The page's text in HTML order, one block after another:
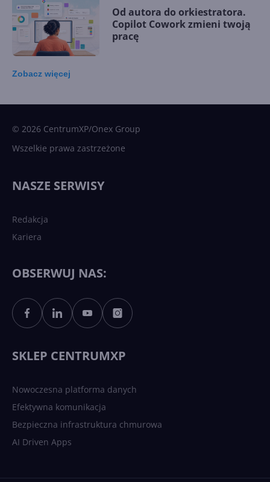
Od autora do orkiestratora.
Copilot Cowork zmieni twoją
pracę
Sztuczna inteligencja po
polsku. Dość barier
Zobacz więcej
© 2026 CentrumXP/Onex Group
Wszelkie prawa zastrzeżone
NASZE SERWISY
Redakcja
Kariera
OBSERWUJ NAS:
SKLEP CENTRUMXP
Nowoczesna platforma danych
Efektywna komunikacja
Bezpieczna infrastruktura chmurowa
AI Driven Apps